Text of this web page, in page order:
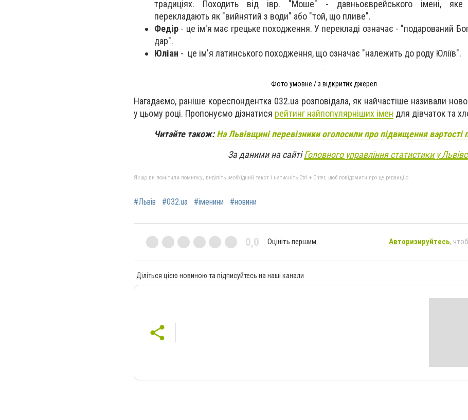
традиціях. Походить від івр. "Моше" - давньоєврейського імені, яке
перекладають як "вийнятий з води" або "той, що пливе".
Федір - це ім'я має грецьке походження. У перекладі означає - "подарований
дар".
Юліан - це ім'я латинського походження, що означає "належить до роду Юліїв".
Фото умовне / з відкритих джерел
Нагадаємо, раніше кореспондентка 032.ua розповідала, як найчастіше називали
у цьому році. Пропонуємо дізнатися рейтинг найпопулярніших імен для дівчаток та
Читайте також:На Львівщині перевізники оголосили про підвищення вартості
За даними на сайтіГоловного управління статистики у
Якщо ви помітили помилку, виділіть необхідний текст і натисніть Ctrl + Enter, щоб повідомити про це редакцію
#Львів #032.ua #іменини #новини
0,0 Оцініть першим Авторизируйтесь,
Діліться цією новиною та підписуйтесь на наші канали